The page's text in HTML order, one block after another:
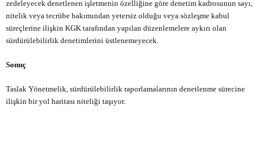
zedeleyecek denetlenen işletmenin özelliğine göre denetim kadrosunun sayı,
nitelik veya tecrübe bakımından yetersiz olduğu veya sözleşme kabul
süreçlerine ilişkin KGK tarafından yapılan düzenlemelere aykırı olan
sürdürülebilirlik denetimlerini üstlenemeyecek.
Sonuç
Taslak Yönetmelik, sürdürülebilirlik raporlamalarının denetlenme sürecine
ilişkin bir yol haritası niteliği taşıyor.